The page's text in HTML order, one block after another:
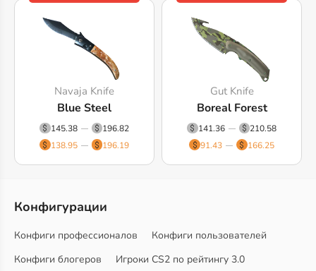
Navaja Knife
Blue Steel
145.38
196.82
138.95
196.19
Gut Knife
Boreal Forest
141.36
210.58
91.43
166.25
Конфигурации
Конфиги профессионалов
Конфиги пользователей
Конфиги блогеров
Игроки CS2 по рейтингу 3.0